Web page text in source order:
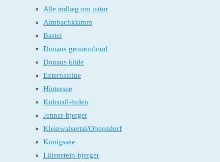
Alle indlæg om natur
Almbachklamm
Bastei
Donaus gennembrud
Donaus kilde
Externsteine
Hintersee
Kuhstall-hulen
Jenner-bjerget
Kleinwalsertal/Oberstdorf
Königssee
Lilienstein-bjerget